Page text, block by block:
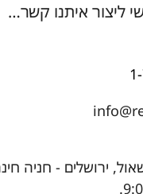
ליצור איתנו קשר…